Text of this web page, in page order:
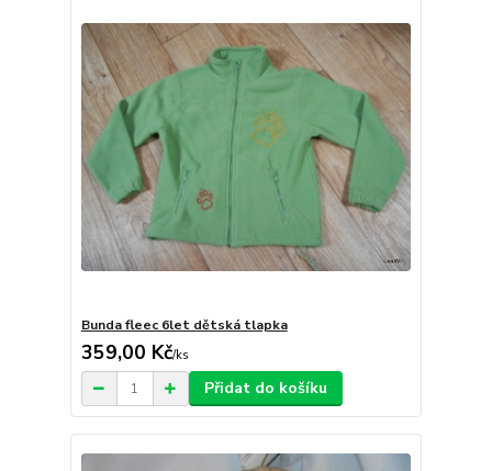
Bunda fleec 6let dětská tlapka
359,00 Kč/ks
Přidat do košíku